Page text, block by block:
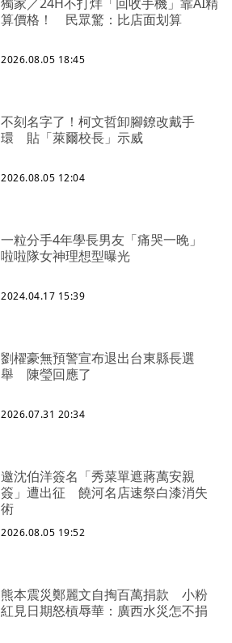
算價格！ 民眾驚：比店面划算
2026.08.05 18:45
不刻名字了！柯文哲卸腳鐐改戴手
環 貼「萊爾校長」示威
2026.08.05 12:04
一粒分手4年學長男友「痛哭一晚」
啦啦隊女神理想型曝光
2024.04.17 15:39
劉櫂豪無預警宣布退出台東縣長選
舉 陳瑩回應了
2026.07.31 20:34
邀沈伯洋簽名「秀菜單遮蔣萬安親
簽」遭出征 饒河名店速祭白漆消失
術
2026.08.05 19:52
熊本震災鄭麗文自掏百萬捐款 小粉
紅見日期怒槓辱華：廣西水災怎不捐